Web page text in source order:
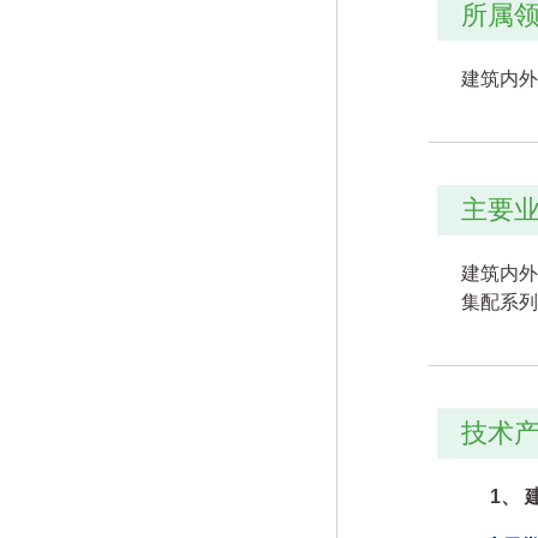
所属
建筑内
主要
建筑内
集配系
技术
1、